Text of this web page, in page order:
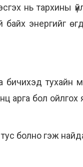
нь тархины
энергийг
тухайн
арга бол
болно гэж